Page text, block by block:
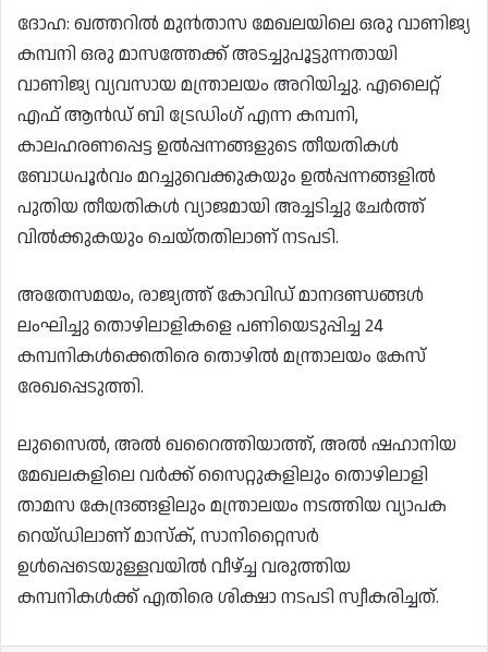
ദോഹ: ഖത്തറിൽ മുൻതാസ മേഖലയിലെ ഒരു വാണിജ്യ
കമ്പനി ഒരു മാസത്തേക്ക് അടച്ചുപൂട്ടുന്നതായി
വാണിജ്യ വ്യവസായ മന്ത്രാലയം അറിയിച്ചു. എലൈറ്റ്
എഫ് ആൻഡ് ബി ട്രേഡിംഗ് എന്ന കമ്പനി,
കാലഹരണപ്പെട്ട ഉൽപ്പന്നങ്ങളുടെ തീയതികൾ
ബോധപൂർവം മറച്ചുവെക്കുകയും ഉൽപ്പന്നങ്ങളിൽ
പുതിയ തീയതികൾ വ്യാജമായി അച്ചടിച്ചു ചേർത്ത്
വിൽക്കുകയും ചെയ്തതിലാണ് നടപടി.
അതേസമയം, രാജ്യത്ത് കോവിഡ് മാനദണ്ഡങ്ങൾ
ലംഘിച്ചു തൊഴിലാളികളെ പണിയെടുപ്പിച്ച 24
കമ്പനികൾക്കെതിരെ തൊഴിൽ മന്ത്രാലയം കേസ്
രേഖപ്പെടുത്തി.
ലുസൈൽ, അൽ ഖറൈത്തിയാത്ത്, അൽ ഷഹാനിയ
മേഖലകളിലെ വർക്ക് സൈറ്റുകളിലും തൊഴിലാളി
താമസ കേന്ദ്രങ്ങളിലും മന്ത്രാലയം നടത്തിയ വ്യാപക
റെയ്ഡിലാണ് മാസ്‌ക്, സാനിറ്റൈസർ
ഉൾപ്പെടെയുള്ളവയിൽ വീഴ്ച്ച വരുത്തിയ
കമ്പനികൾക്ക് എതിരെ ശിക്ഷാ നടപടി സ്വീകരിച്ചത്.